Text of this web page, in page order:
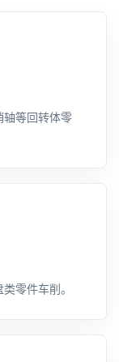
轴等回转体零
零件车削。